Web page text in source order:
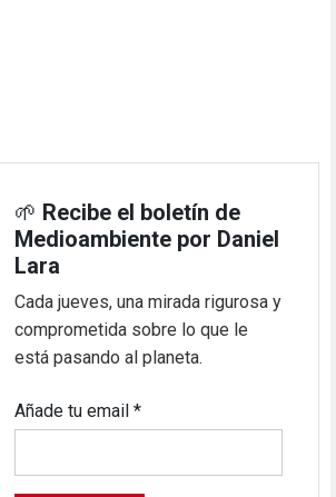
🌱 Recibe el boletín de
Medioambiente por Daniel
Lara
Cada jueves, una mirada rigurosa y
comprometida sobre lo que le
está pasando al planeta.
Añade tu email*